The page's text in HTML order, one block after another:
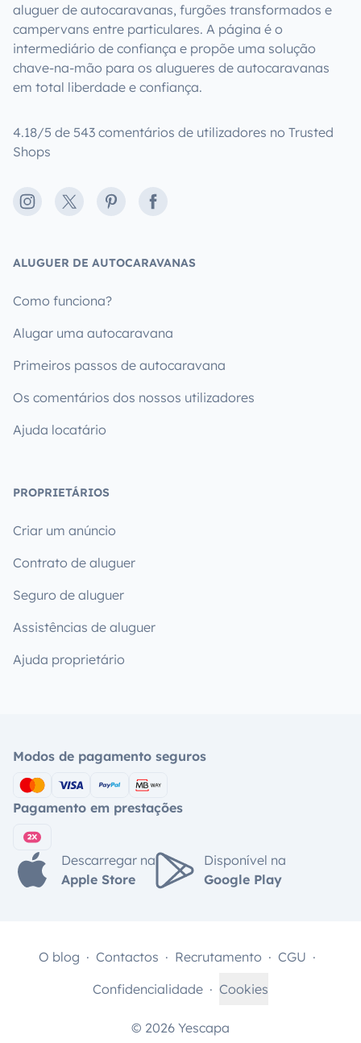
aluguer de autocaravanas, furgões transformados e
campervans entre particulares. A página é o
intermediário de confiança e propõe uma solução
chave-na-mão para os alugueres de autocaravanas
em total liberdade e confiança.
4.18/5 de 543 comentários de utilizadores no Trusted
Shops
Instagram
X PinterestFacebook
ALUGUER DE AUTOCARAVANAS
Como funciona?
Alugar uma autocaravana
Primeiros passos de autocaravana
Os comentários dos nossos utilizadores
Ajuda locatário
PROPRIETÁRIOS
Criar um anúncio
Contrato de aluguer
Seguro de aluguer
Assistências de aluguer
Ajuda proprietário
Modos de pagamento seguros
Pagamento em prestações
Descarregar na
Apple Store
Disponível na
Google Play
© 2026 Yescapa
O blog Contactos Recrutamento
CGU
Confidencialidade
Cookies